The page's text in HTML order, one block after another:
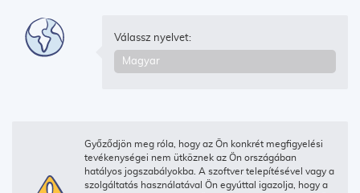
Válassz nyelvet:
Győződjön meg róla, hogy az Ön konkrét megfigyelési
tevékenységei nem ütköznek az Ön országában
hatályos jogszabályokba. A szoftver telepítésével vagy a
szolgáltatás használatával Ön egyúttal igazolja, hogy a